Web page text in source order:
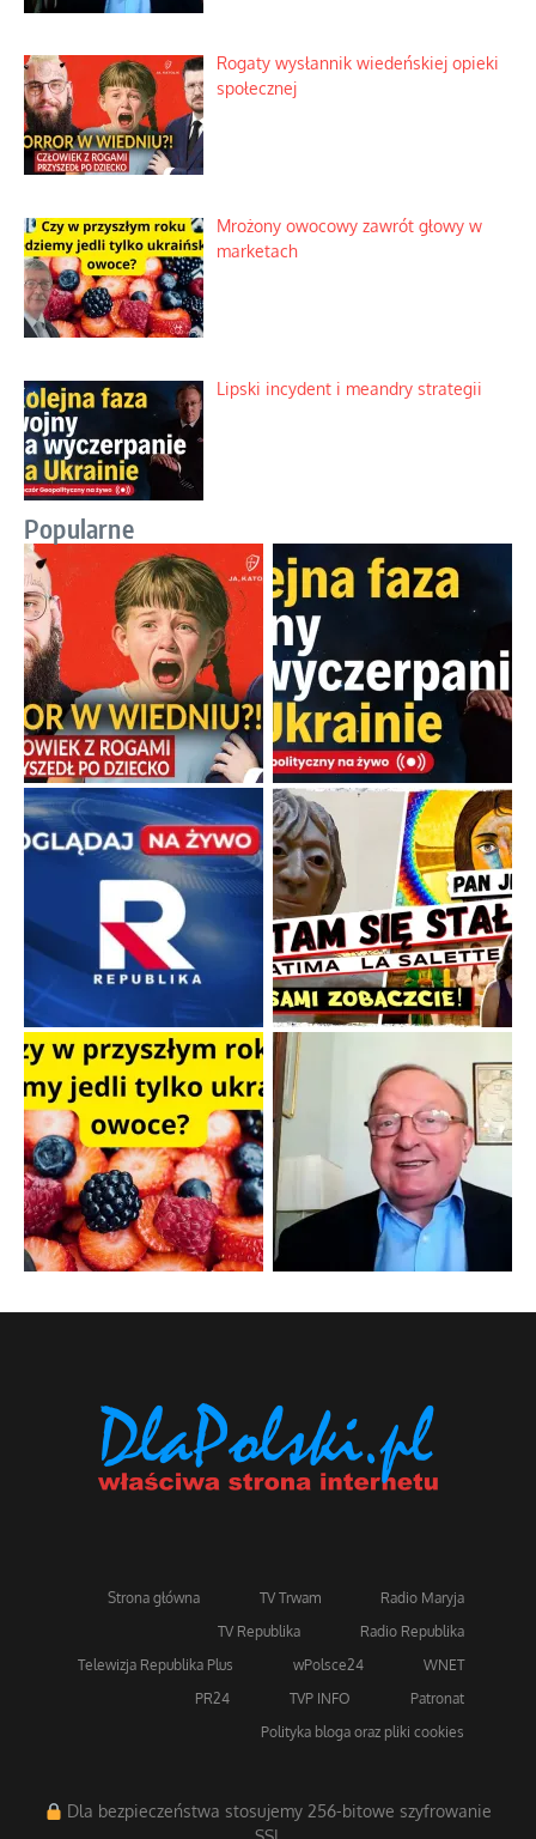
Rogaty wysłannik wiedeńskiej opieki
społecznej
Mrożony owocowy zawrót głowy w
marketach
Lipski incydent i meandry strategii
Popularne
Strona główna TV Trwam
Radio Maryja
TV Republika
Radio Republika
Telewizja Republika Plus
wPolsce24
WNET
PR24
TVP INFO
Patronat
Polityka bloga oraz pliki cookies
Dla bezpieczeństwa stosujemy 256-bitowe szyfrowanie